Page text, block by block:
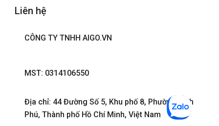
Liên hệ
CÔNG TY TNHH AIGO.VN
MST: 0314106550
Địa chỉ: 44 Đường Số 5, Khu phố 8, Phường Bình
Phú, Thành phố Hồ Chí Minh, Việt Nam